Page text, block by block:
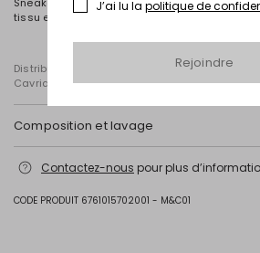
tissu et semelle en caoutchouc.
Distribué par Diffusione Tessile S.r.l., dont le
Cavriago, Reggio Emilia (Italie), Via Santi n°
Composition et lavage
doublure en polyester avec une couche de
Contactez-nous pour plus
CODE PRODUIT 6761015702001 - M&C01
J’ai lu la politique de
Rejoindre